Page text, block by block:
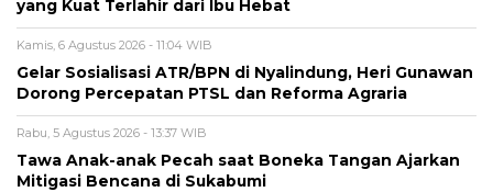
yang Kuat Terlahir dari Ibu Hebat
Kamis, 6 Agustus 2026 - 11:04 WIB
Gelar Sosialisasi ATR/BPN di Nyalindung, Heri Gunawan
Dorong Percepatan PTSL dan Reforma Agraria
Rabu, 5 Agustus 2026 - 13:37 WIB
Tawa Anak-anak Pecah saat Boneka Tangan Ajarkan
Mitigasi Bencana di Sukabumi